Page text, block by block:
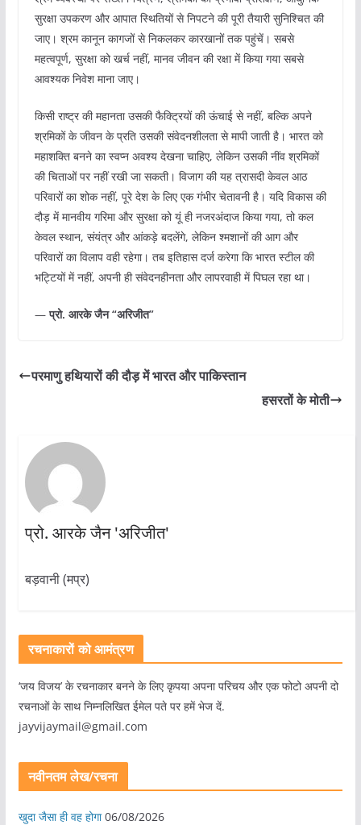
सुरक्षा उपकरण और आपात स्थितियों से निपटने की पूरी तैयारी सुनिश्चित की
जाए। श्रम कानून कागजों से निकलकर कारखानों तक पहुंचें। सबसे
महत्वपूर्ण, सुरक्षा को खर्च नहीं, मानव जीवन की रक्षा में किया गया सबसे
आवश्यक निवेश माना जाए।
किसी राष्ट्र की महानता उसकी फैक्ट्रियों की ऊंचाई से नहीं, बल्कि अपने
श्रमिकों के जीवन के प्रति उसकी संवेदनशीलता से मापी जाती है। भारत को
महाशक्ति बनने का स्वप्न अवश्य देखना चाहिए, लेकिन उसकी नींव श्रमिकों
की चिताओं पर नहीं रखी जा सकती। विजाग की यह त्रासदी केवल आठ
परिवारों का शोक नहीं, पूरे देश के लिए एक गंभीर चेतावनी है। यदि विकास की
दौड़ में मानवीय गरिमा और सुरक्षा को यूं ही नजरअंदाज किया गया, तो कल
केवल स्थान, संयंत्र और आंकड़े बदलेंगे, लेकिन श्मशानों की आग और
परिवारों का विलाप वही रहेगा। तब इतिहास दर्ज करेगा कि भारत स्टील की
भट्टियों में नहीं, अपनी ही संवेदनहीनता और लापरवाही में पिघल रहा था।
—प्रो. आरके जैन “अरिजीत”
परमाणु हथियारों की दौड़ में भारत और पाकिस्तान
हसरतों के मोती
प्रो. आरके जैन 'अरिजीत'
बड़वानी (मप्र)
रचनाकारों को आमंत्रण
‘जय विजय’ के रचनाकार बनने के लिए कृपया अपना परिचय और एक फोटो अपनी दो
रचनाओं के साथ निम्नलिखित ईमेल पते पर हमें भेज दें.
jayvijaymail@gmail.com
नवीनतम लेख/रचना
खुदा जैसा ही वह होगा 06/08/2026